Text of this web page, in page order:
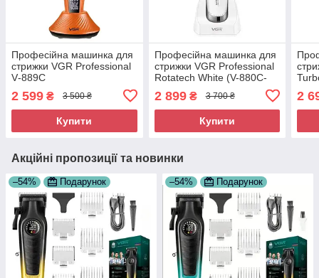
Професійна машинка для
стрижки VGR Professional
V‑889C
2 599 ₴ 3 500 ₴
Купити
Професійна машинка для
стрижки VGR Professional
Rotatech White (V-880C-
2 899₴ 3 700 ₴
Купити
2
Акційні пропозиції та новинки
–54% Подарунок –54% Подарунок